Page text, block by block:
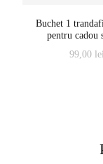
Buchet 1
pentru cadou
99,00 lei